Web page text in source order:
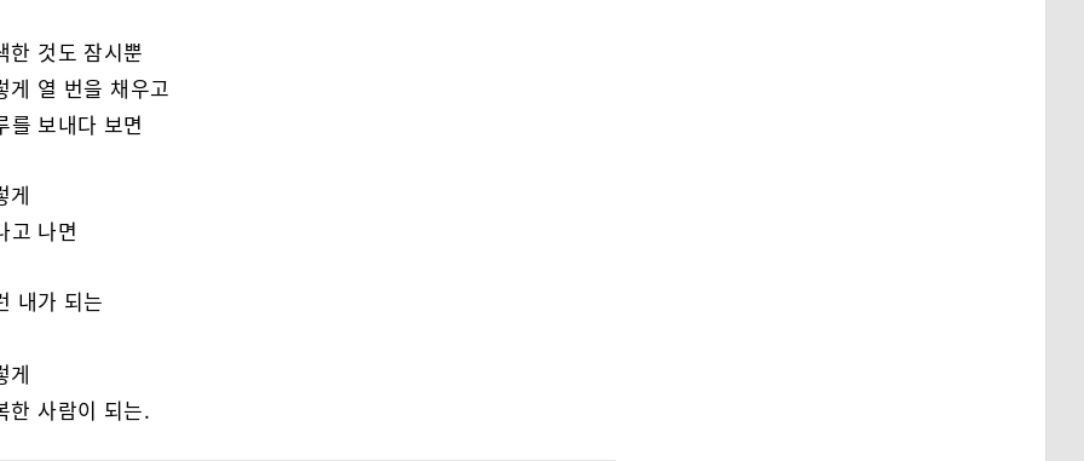
것도 잠시뿐
열 번을 채우고
를 보내다 보면
게
나면
내가 되는
게
사람이 되는.